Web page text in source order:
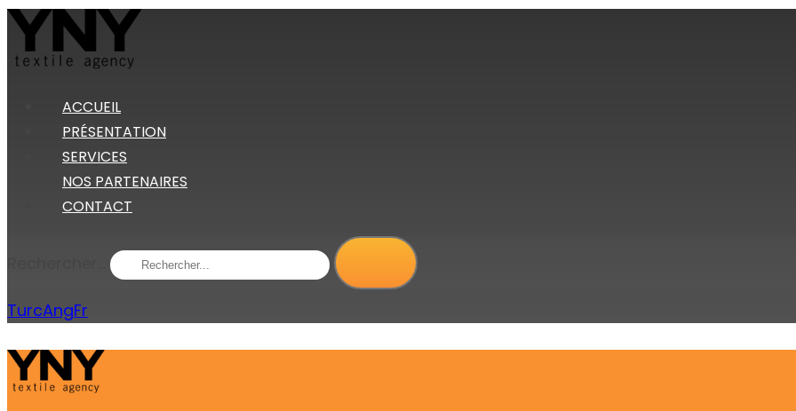
ACCUEIL
PRÉSENTATION
SERVICES
NOS PARTENAIRES
CONTACT
TurcAngFr